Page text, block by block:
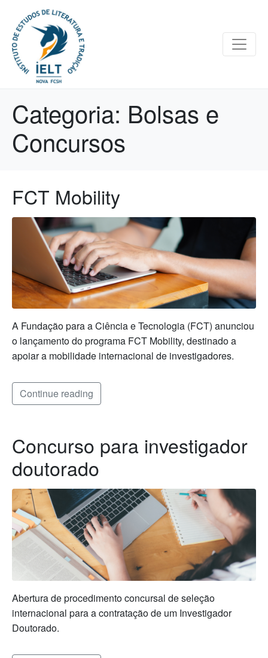
Categoria: Bolsas e
Concursos
FCT Mobility
A Fundação para a Ciência e Tecnologia (FCT) anunciou
o lançamento do programa FCT Mobility, destinado a
apoiar a mobilidade internacional de investigadores.
Continue reading
Concurso para investigador
doutorado
Abertura de procedimento concursal de seleção
internacional para a contratação de um Investigador
Doutorado.